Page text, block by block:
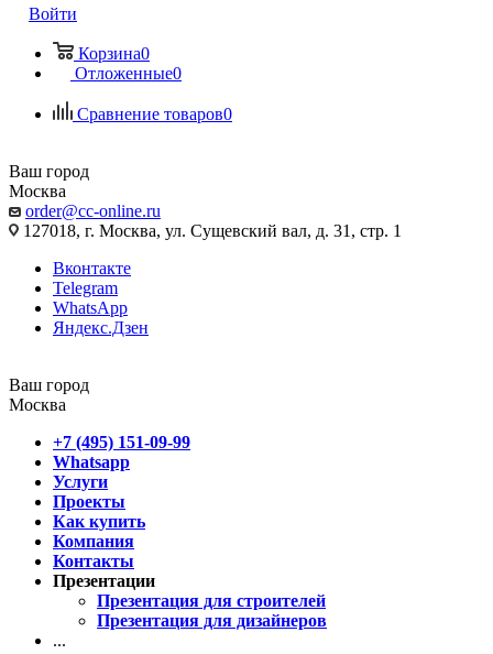
Войти
Корзина0
Отложенные0
Сравнение товаров0
Ваш город
Москва
order@cc-online.ru
127018, г. Москва, ул. Сущевский вал, д. 31, стр. 1
Вконтакте
Telegram
WhatsApp
Яндекс.Дзен
Ваш город
Москва
+7 (495) 151-09-99
Whatsapp
Услуги
Проекты
Как купить
Компания
Контакты
Презентации
Презентация для строителей
Презентация для дизайнеров
...